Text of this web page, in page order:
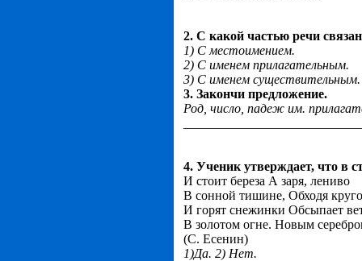
2. С какой частью речи
1) С местоимением.
2) С именем прилагательным.
3) С именем существительным.
3. Закончи предложение.
Род, число, падеж им.
4. Ученик утверждает, что в
И стоит береза А заря, лениво
В сонной тишине, Обходя
И горят снежинки Обсыпает
В золотом огне. Новым
(С. Есенин)
1)Да. 2) Нет.